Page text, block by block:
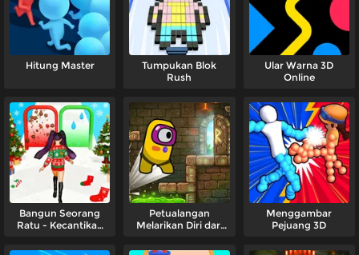
Hitung Master
Tumpukan Blok
Rush
Ular Warna 3D
Online
Bangun Seorang
Ratu - Kecantikan
Petualangan
Melarikan Diri dari
Menggambar
Pejuang 3D